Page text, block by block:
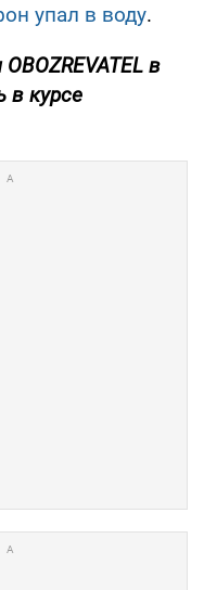
упал в воду.
в
в курсе